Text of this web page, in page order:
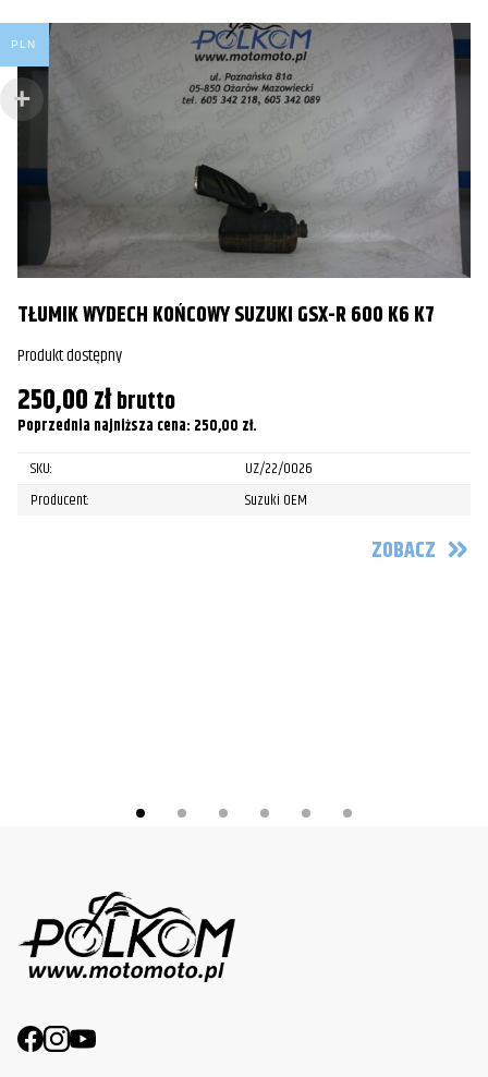
TŁUMIK WYDECH KOŃCOWY SUZUKI GSX-R 600 K6 K7
Produkt dostępny
250,00złbrutto
Poprzednia najniższa cena: 250,00 zł.
SKU:
UZ/22/0026
Producent:
Suzuki OEM
ZOBACZ
PLN